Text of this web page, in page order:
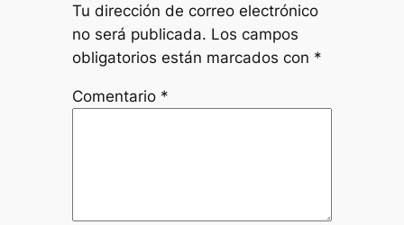
Tu dirección de correo electrónico
no será publicada. Los campos
obligatorios están marcados con *
Comentario *